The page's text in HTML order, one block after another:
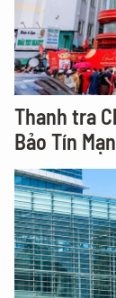
Thanh tra
Bảo Tín